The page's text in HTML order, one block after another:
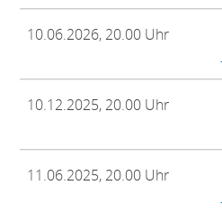
10.06.2026, 20.00 Uhr
10.12.2025, 20.00 Uhr
11.06.2025, 20.00 Uhr